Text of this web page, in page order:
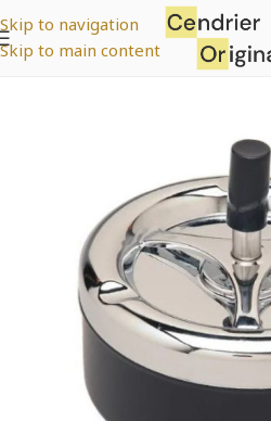
Skip to navigation
Skip to main content